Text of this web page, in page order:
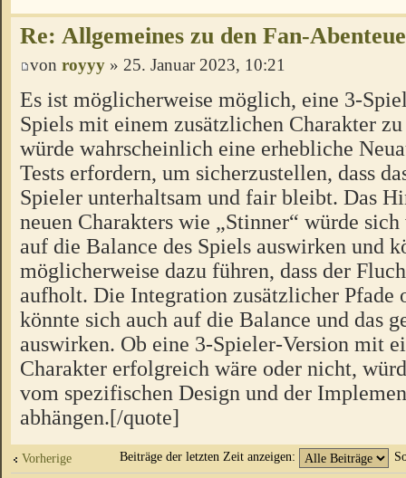
Re: Allgemeines zu den Fan-
von royyy » 25. Januar 2023, 10:21
Es ist möglicherweise möglich, eine 3-
Spiels mit einem zusätzlichen Charakter
würde wahrscheinlich eine erhebliche
Tests erfordern, um sicherzustellen, dass
Spieler unterhaltsam und fair bleibt. Das
neuen Charakters wie „Stinner“ würde
auf die Balance des Spiels auswirken und
möglicherweise dazu führen, dass der
aufholt. Die Integration zusätzlicher Pfade
könnte sich auch auf die Balance und das
auswirken. Ob eine 3-Spieler-Version mit
Charakter erfolgreich wäre oder nicht,
vom spezifischen Design und der
abhängen.[/quote]
Vorherige Beiträge der letzten Zeit anzeigen: